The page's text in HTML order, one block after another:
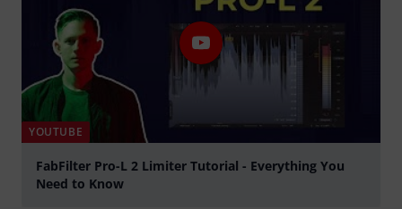
YOUTUBE
FabFilter Pro-L 2 Limiter Tutorial - Everything You
Need to Know